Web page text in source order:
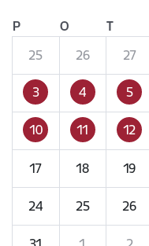
P O T
25
26 27
3 4 5
10 11 12
17 18 19
24 25 26